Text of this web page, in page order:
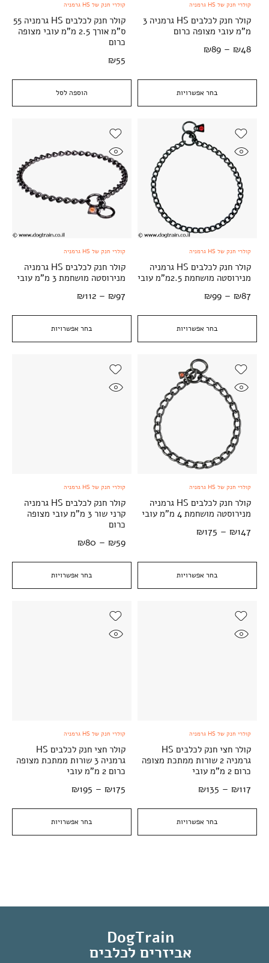
בחר אפשרויות
קולרי חנק של HS גרמניה
קולר חנק לכלבים HS גרמניה 3
מ"מ עובי מצופה כרום
₪48
–
₪89
הוספה לסל
קולרי חנק של HS גרמניה
קולר חנק לכלבים HS גרמניה 55
ס"מ אורך 2.5 מ"מ עובי מצופה
כרום
₪55
בחר אפשרויות
קולרי חנק של HS גרמניה
קולר חנק לכלבים HS גרמניה
מנירוסטה מושחמת 2.5מ"מ עובי
₪87
–
₪99
בחר אפשרויות
קולרי חנק של HS גרמניה
קולר חנק לכלבים HS גרמניה
מנירוסטה מושחמת 3 מ"מ עובי
₪97
–
₪112
בחר אפשרויות
קולרי חנק של HS גרמניה
קולר חנק לכלבים HS גרמניה
מנירוסטה מושחמת 4 מ"מ עובי
₪147
–
₪175
בחר אפשרויות
קולרי חנק של HS גרמניה
קולר חנק לכלבים HS גרמניה
קרני שור 3 מ"מ עובי מצופה
כרום
₪59
–
₪80
בחר אפשרויות
קולרי חנק של HS גרמניה
קולר חצי חנק לכלבים HS
גרמניה 2 שורות ממתכת מצופה
כרום 2 מ"מ עובי
₪117
–
₪135
בחר אפשרויות
קולרי חנק של HS גרמניה
קולר חצי חנק לכלבים HS
גרמניה 3 שורות ממתכת מצופה
כרום 2 מ"מ עובי
₪175
–
₪195
DogTrain
אביזרים לכלבים